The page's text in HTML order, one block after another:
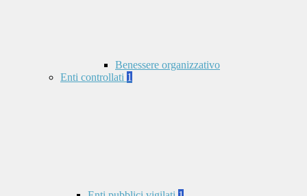
Benessere organizzativo
Enti controllati 1